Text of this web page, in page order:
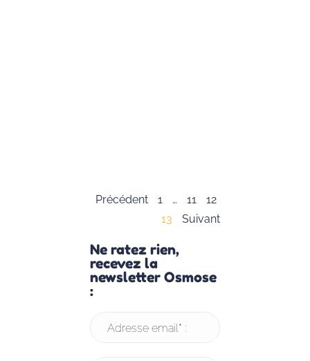
Précédent 1 … 11
12
13
Suivant
Ne ratez rien,
recevez la
newsletter Osmose
:
Adresse email* :